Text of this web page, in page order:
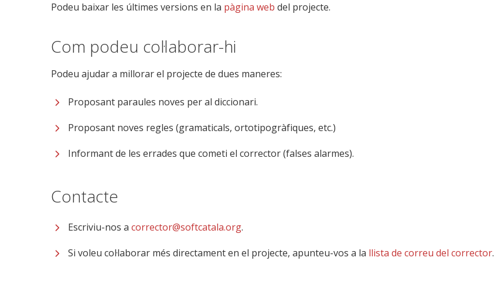
Podeu baixar les últimes versions en la pàgina web del projecte.
Com podeu col·laborar-hi
Podeu ajudar a millorar el projecte de dues maneres:
Proposant paraules noves per al diccionari.
Proposant noves regles (gramaticals, ortotipogràfiques, etc.)
Informant de les errades que cometi el corrector (falses alarmes).
Contacte
Escriviu-nos a corrector@softcatala.org.
Si voleu col·laborar més directament en el projecte, apunteu-vos a la llista de correu del corrector.